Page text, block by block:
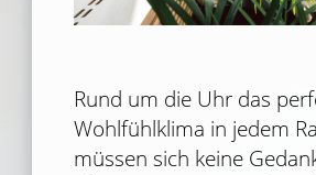
Rund um die Uhr das
Wohlfühlklima in jedem
müssen sich keine